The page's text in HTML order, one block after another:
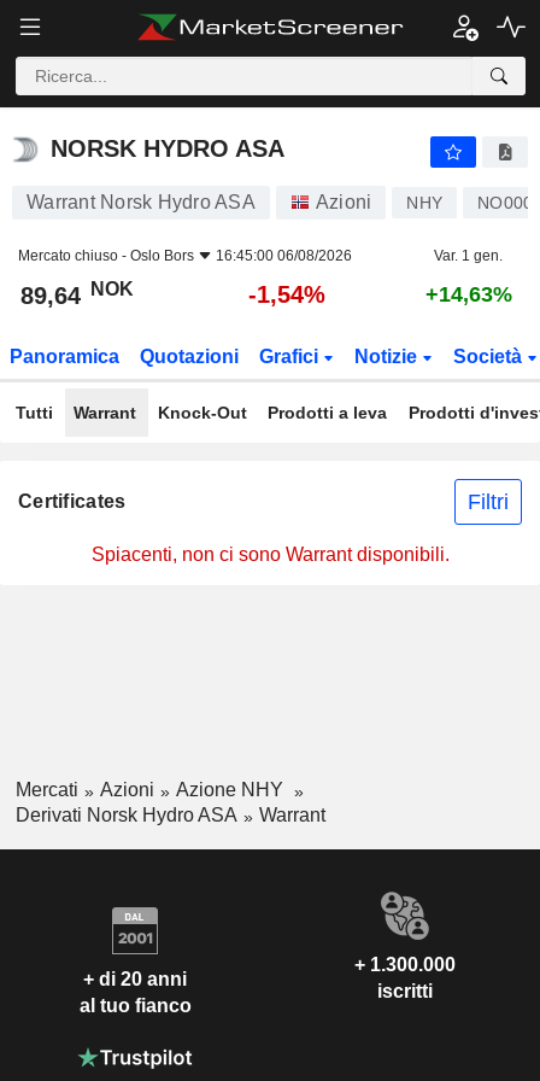
NORSK HYDRO ASA
NORSK HYDRO ASA
Warrant Norsk Hydro ASA Azioni NHY
Mercato chiuso - Oslo Bors 16:45:00 06/08/2026 Var. 1 gen.
89,64 NOK -1,54% +14,63%
Panoramica Quotazioni Grafici Notizie Società
Tutti Warrant Knock-Out Prodotti a leva Prodotti
Certificates Filtri
Spiacenti, non ci sono Warrant disponibili.
Mercati Azioni
Azione NHY
Derivati Norsk Hydro ASA
Warrant
+ di 20 anni
al tuo fianco
+ 1.300.000
iscritti